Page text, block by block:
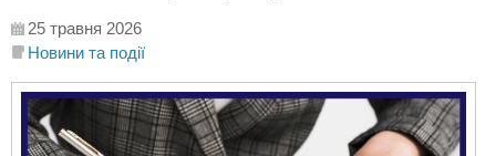
25 травня 2026
Новини та події